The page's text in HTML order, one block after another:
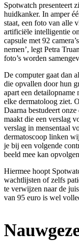
Spotwatch presenteert
huidkanker. In amper
staat, een foto van alle
artificiële intelligentie
capsule met 92
nemen’, legt Petra
foto’s worden
De computer gaat dan
die opvallen door hun
apart een detailopname
elke dermatoloog ziet.
Daarna bestudeert
maakt die een verslag
verslag in mensentaal
dermatoscoop linken
je bij een volgende
beeld mee kan
Hiermee hoopt
wachtlijsten of zelfs
te verwijzen naar de
van 95 euro is wel